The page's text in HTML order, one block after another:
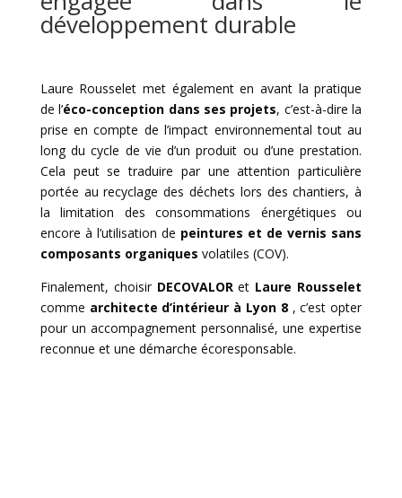
développement durable
Laure Rousselet met également en avant la pratique
de l’éco-conception dans ses projets, c’est-à-dire la
prise en compte de l’impact environnemental tout au
long du cycle de vie d’un produit ou d’une prestation.
Cela peut se traduire par une attention particulière
portée au recyclage des déchets lors des chantiers, à
la limitation des consommations énergétiques ou
encore à l’utilisation de peintures et de vernis sans
composants organiques volatiles (COV).
Finalement, choisir DECOVALORet Laure Rousselet
comme architecte d’intérieur à Lyon 8, c’est opter
pour un accompagnement personnalisé, une expertise
reconnue et une démarche écoresponsable.